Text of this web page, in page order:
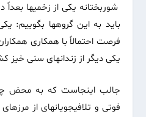
شوربختانه یکی از زخمی‏ها بعداً
باید به این گروه‏ها بگوییم:
فرصت احتمالاً با همکاری
یکی دیگر از زندانهای سنی خیز
جالب اینجاست که به محض
فوتی و تلافی‏جویانه‏ای از